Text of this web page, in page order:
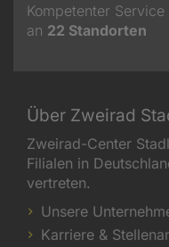
Kompetenter Service
an 22 Standorten
Über Zweirad
Zweirad-Center
Filialen in
vertreten.
Unsere
Karriere &